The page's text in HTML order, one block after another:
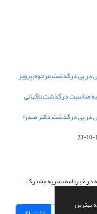
بهترین
در پی درگذشت مرحوم پرویز
مناسبت درگذشت ناگهانی
در پی درگذشت دکتر صدرا
در خبرنامه نشریه مشترک